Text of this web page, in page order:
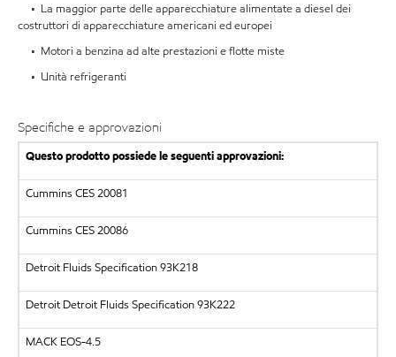
• La maggior parte delle apparecchiature alimentate a diesel dei
costruttori di apparecchiature americani ed europei
• Motori a benzina ad alte prestazioni e flotte miste
• Unità refrigeranti
Specifiche e approvazioni
Questo prodotto possiede le seguenti approvazioni:
Cummins CES 20081
Cummins CES 20086
Detroit Fluids Specification 93K218
Detroit Detroit Fluids Specification 93K222
MACK EOS-4.5